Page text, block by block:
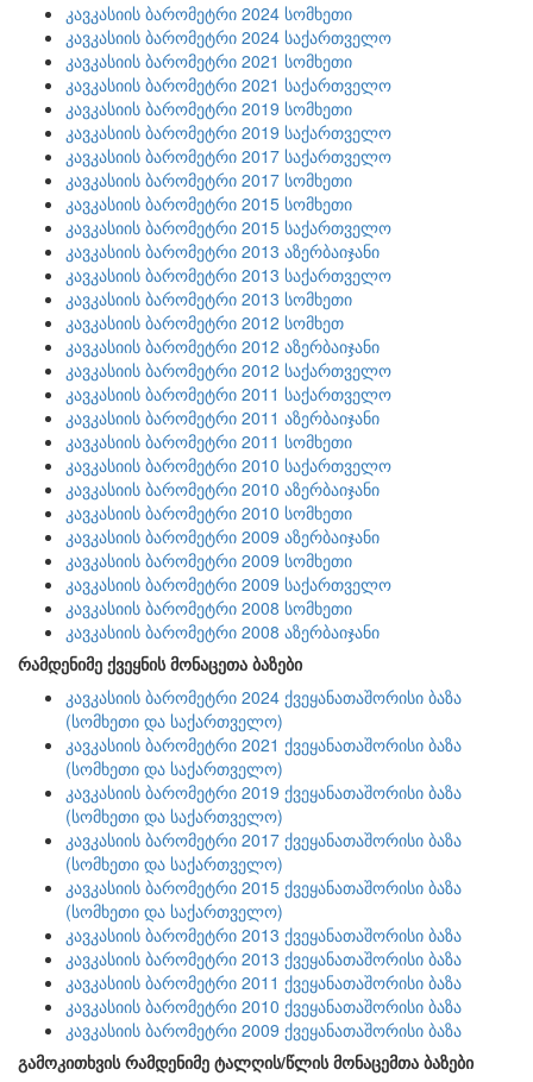
კავკასიის ბარომეტრი 2024 სომხეთი
კავკასიის ბარომეტრი 2024 საქართველო
კავკასიის ბარომეტრი 2021 სომხეთი
კავკასიის ბარომეტრი 2021 საქართველო
კავკასიის ბარომეტრი 2019 სომხეთი
კავკასიის ბარომეტრი 2019 საქართველო
კავკასიის ბარომეტრი 2017 საქართველო
კავკასიის ბარომეტრი 2017 სომხეთი
კავკასიის ბარომეტრი 2015 სომხეთი
კავკასიის ბარომეტრი 2015 საქართველო
კავკასიის ბარომეტრი 2013 აზერბაიჯანი
კავკასიის ბარომეტრი 2013 საქართველო
კავკასიის ბარომეტრი 2013 სომხეთი
კავკასიის ბარომეტრი 2012 სომხეთ
კავკასიის ბარომეტრი 2012 აზერბაიჯანი
კავკასიის ბარომეტრი 2012 საქართველო
კავკასიის ბარომეტრი 2011 საქართველო
კავკასიის ბარომეტრი 2011 აზერბაიჯანი
კავკასიის ბარომეტრი 2011 სომხეთი
კავკასიის ბარომეტრი 2010 საქართველო
კავკასიის ბარომეტრი 2010 აზერბაიჯანი
კავკასიის ბარომეტრი 2010 სომხეთი
კავკასიის ბარომეტრი 2009 აზერბაიჯანი
კავკასიის ბარომეტრი 2009 სომხეთი
კავკასიის ბარომეტრი 2009 საქართველო
კავკასიის ბარომეტრი 2008 სომხეთი
კავკასიის ბარომეტრი 2008 აზერბაიჯანი
რამდენიმე ქვეყნის მონაცეთა ბაზები
კავკასიის ბარომეტრი 2024 ქვეყანათაშორისი ბაზა
(სომხეთი და საქართველო)
კავკასიის ბარომეტრი 2021 ქვეყანათაშორისი ბაზა
(სომხეთი და საქართველო)
კავკასიის ბარომეტრი 2019 ქვეყანათაშორისი ბაზა
(სომხეთი და საქართველო)
კავკასიის ბარომეტრი 2017 ქვეყანათაშორისი ბაზა
(სომხეთი და საქართველო)
კავკასიის ბარომეტრი 2015 ქვეყანათაშორისი ბაზა
(სომხეთი და საქართველო)
კავკასიის ბარომეტრი 2013 ქვეყანათაშორისი ბაზა
კავკასიის ბარომეტრი 2013 ქვეყანათაშორისი ბაზა
კავკასიის ბარომეტრი 2011 ქვეყანათაშორისი ბაზა
კავკასიის ბარომეტრი 2010 ქვეყანათაშორისი ბაზა
კავკასიის ბარომეტრი 2009 ქვეყანათაშორისი ბაზა
გამოკითხვის რამდენიმე ტალღის/წლის მონაცემთა ბაზები